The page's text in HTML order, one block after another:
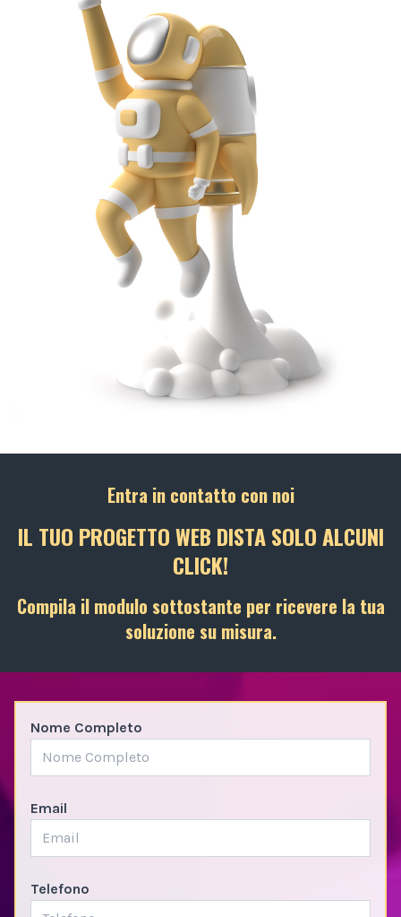
Entra in contatto con noi
IL TUO PROGETTO WEB DISTA SOLO ALCUNI
CLICK!
Compila il modulo sottostante per ricevere la tua
soluzione su misura.
Nome Completo
Email
Telefono